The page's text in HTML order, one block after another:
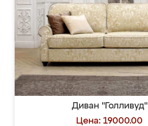
Диван "Голливуд"
Цена: 19000.00